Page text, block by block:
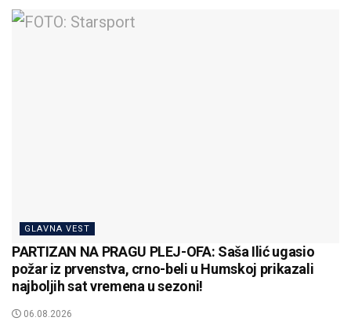
GLAVNA VEST
PARTIZAN NA PRAGU PLEJ-OFA: Saša Ilić ugasio
požar iz prvenstva, crno-beli u Humskoj prikazali
najboljih sat vremena u sezoni!
06.08.2026